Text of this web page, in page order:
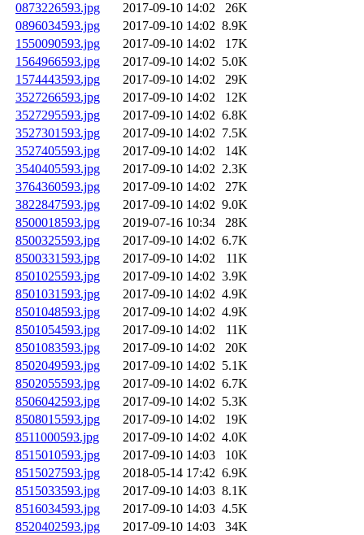
0873226593.jpg
2017-09-10 14:02
26K
0896034593.jpg
2017-09-10 14:02 8.9K
1550090593.jpg
2017-09-10 14:02
17K
1564966593.jpg
2017-09-10 14:02 5.0K
1574443593.jpg
2017-09-10 14:02
29K
3527266593.jpg
2017-09-10 14:02
12K
3527295593.jpg
2017-09-10 14:02 6.8K
3527301593.jpg
2017-09-10 14:02 7.5K
3527405593.jpg
2017-09-10 14:02
14K
3540405593.jpg
2017-09-10 14:02 2.3K
3764360593.jpg
2017-09-10 14:02
27K
3822847593.jpg
2017-09-10 14:02 9.0K
8500018593.jpg
2019-07-16 10:34
28K
8500325593.jpg
2017-09-10 14:02 6.7K
8500331593.jpg
2017-09-10 14:02
11K
8501025593.jpg
2017-09-10 14:02 3.9K
8501031593.jpg
2017-09-10 14:02 4.9K
8501048593.jpg
2017-09-10 14:02 4.9K
8501054593.jpg
2017-09-10 14:02
11K
8501083593.jpg
2017-09-10 14:02
20K
8502049593.jpg
2017-09-10 14:02 5.1K
8502055593.jpg
2017-09-10 14:02 6.7K
8506042593.jpg
2017-09-10 14:02 5.3K
8508015593.jpg
2017-09-10 14:02
19K
8511000593.jpg
2017-09-10 14:02 4.0K
8515010593.jpg
2017-09-10 14:03
10K
8515027593.jpg
2018-05-14 17:42 6.9K
8515033593.jpg
2017-09-10 14:03 8.1K
8516034593.jpg
2017-09-10 14:03 4.5K
8520402593.jpg
2017-09-10 14:03
34K